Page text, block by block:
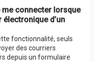
me connecter lorsque
d’un
fonctionnalité, seuls
des courriers
depuis un formulaire